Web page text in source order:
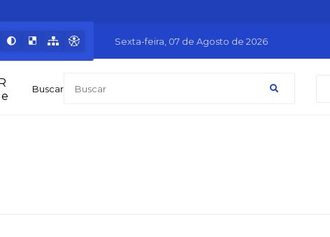
Buscar
Sexta-feira 07 de Agosto de 2026